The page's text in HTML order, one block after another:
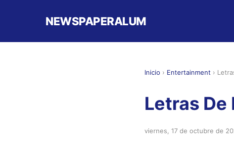
NEWSPAPERALUM
Inicio › Entertainment ›
Letras
viernes, 17 de octubre de